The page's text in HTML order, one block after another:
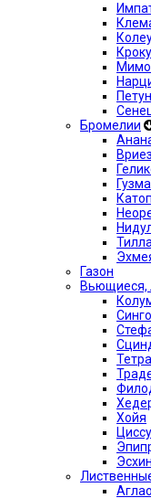
Бромелии
Газон
Вьющиеся,
Хойя